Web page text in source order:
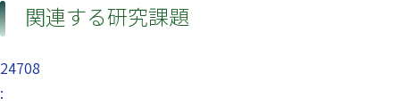
関連する研究課題
24708
: